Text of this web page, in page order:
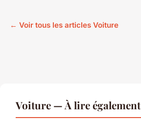
← Voir tous les articles Voiture
Voiture — À lire également